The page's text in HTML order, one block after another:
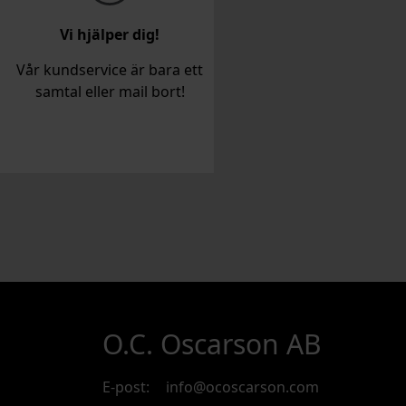
Vi hjälper dig!
Vår kundservice är bara ett
samtal eller mail bort!
O.C. Oscarson AB
E-post:
info@ocoscarson.com